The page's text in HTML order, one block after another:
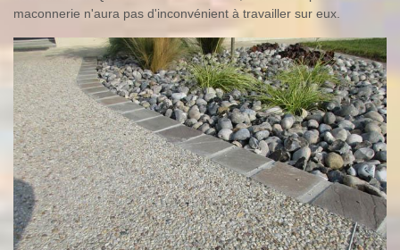
maconnerie n'aura pas d'inconvénient à travailler sur eux.